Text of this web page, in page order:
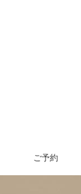
ご予約